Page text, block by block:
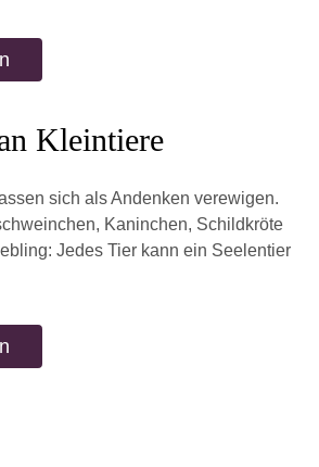
Kleintiere
sich als Andenken verewigen.
Kaninchen, Schildkröte
Jedes Tier kann ein Seelentier